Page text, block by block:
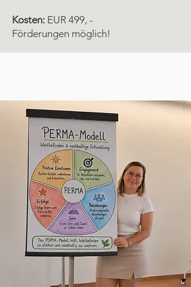
Kosten: EUR 499, -
Förderungen möglich!